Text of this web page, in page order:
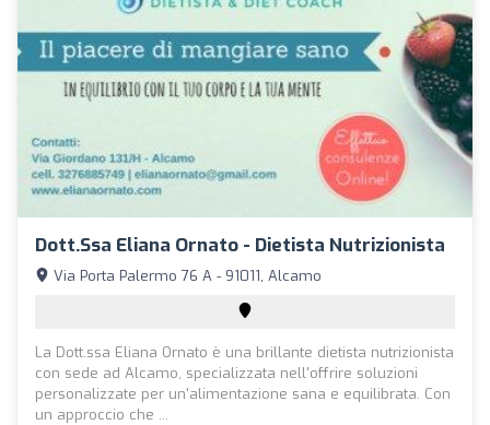
Dott.ssa Eliana Ornato - Dietista Nutrizionista
Via Porta Palermo 76 A - 91011, Alcamo
La Dott.ssa Eliana Ornato è una brillante dietista nutrizionista
con sede ad Alcamo, specializzata nell'offrire soluzioni
personalizzate per un'alimentazione sana e equilibrata. Con
un approccio che ...